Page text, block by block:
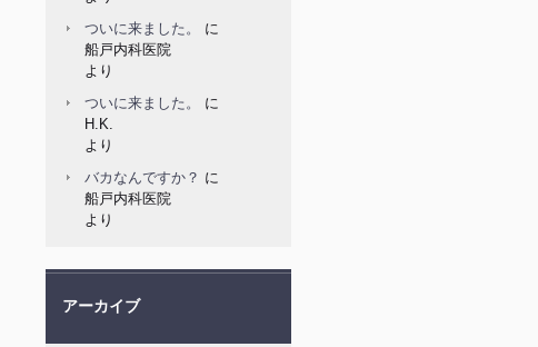
ついに来ました。
に
船戸内科医院
より
ついに来ました。
に
H.K.
より
バカなんですか？ に
船戸内科医院
より
アーカイブ